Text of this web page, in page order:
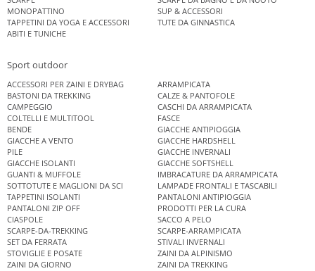
MONOPATTINO
SUP & ACCESSORI
TAPPETINI DA YOGA E ACCESSORI
TUTE DA GINNASTICA
ABITI E TUNICHE
Sport outdoor
ACCESSORI PER ZAINI E DRYBAG
ARRAMPICATA
BASTONI DA TREKKING
CALZE & PANTOFOLE
CAMPEGGIO
CASCHI DA ARRAMPICATA
COLTELLI E MULTITOOL
FASCE
BENDE
GIACCHE ANTIPIOGGIA
GIACCHE A VENTO
GIACCHE HARDSHELL
PILE
GIACCHE INVERNALI
GIACCHE ISOLANTI
GIACCHE SOFTSHELL
GUANTI & MUFFOLE
IMBRACATURE DA ARRAMPICATA
SOTTOTUTE E MAGLIONI DA SCI
LAMPADE FRONTALI E TASCABILI
TAPPETINI ISOLANTI
PANTALONI ANTIPIOGGIA
PANTALONI ZIP OFF
PRODOTTI PER LA CURA
CIASPOLE
SACCO A PELO
SCARPE-DA-TREKKING
SCARPE-ARRAMPICATA
SET DA FERRATA
STIVALI INVERNALI
STOVIGLIE E POSATE
ZAINI DA ALPINISMO
ZAINI DA GIORNO
ZAINI DA TREKKING